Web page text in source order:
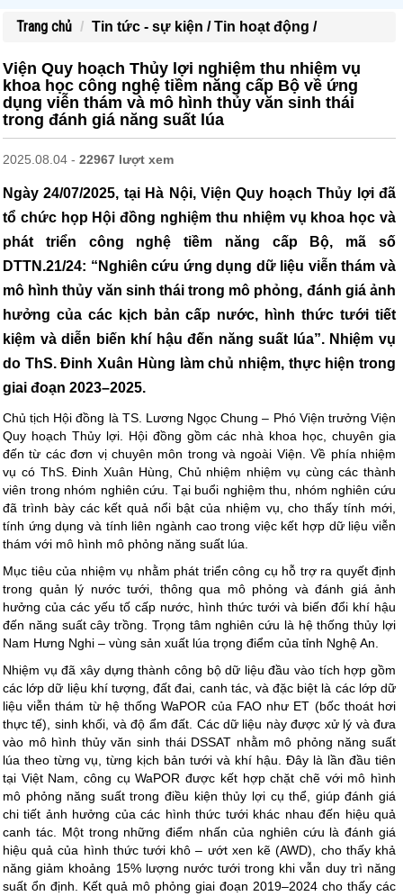
Trang chủ Tin tức - sự kiện /Tin hoạt động /
Viện Quy hoạch Thủy lợi nghiệm thu nhiệm vụ
khoa học công nghệ tiềm năng cấp Bộ về ứng
dụng viễn thám và mô hình thủy văn sinh thái
trong đánh giá năng suất lúa
2025.08.04 - 22967 lượt xem
Ngày 24/07/2025, tại Hà Nội, Viện Quy hoạch Thủy lợi đã
tổ chức họp Hội đồng nghiệm thu nhiệm vụ khoa học và
phát triển công nghệ tiềm năng cấp Bộ, mã số
DTTN.21/24: “Nghiên cứu ứng dụng dữ liệu viễn thám và
mô hình thủy văn sinh thái trong mô phỏng, đánh giá ảnh
hưởng của các kịch bản cấp nước, hình thức tưới tiết
kiệm và diễn biến khí hậu đến năng suất lúa”. Nhiệm vụ
do ThS. Đinh Xuân Hùng làm chủ nhiệm, thực hiện trong
giai đoạn 2023–2025.
Chủ tịch Hội đồng là TS. Lương Ngọc Chung – Phó Viện trưởng Viện
Quy hoạch Thủy lợi. Hội đồng gồm các nhà khoa học, chuyên gia
đến từ các đơn vị chuyên môn trong và ngoài Viện. Về phía nhiệm
vụ có ThS. Đinh Xuân Hùng, Chủ nhiệm nhiệm vụ cùng các thành
viên trong nhóm nghiên cứu. Tại buổi nghiệm thu, nhóm nghiên cứu
đã trình bày các kết quả nổi bật của nhiệm vụ, cho thấy tính mới,
tính ứng dụng và tính liên ngành cao trong việc kết hợp dữ liệu viễn
thám với mô hình mô phỏng năng suất lúa.
Mục tiêu của nhiệm vụ nhằm phát triển công cụ hỗ trợ ra quyết định
trong quản lý nước tưới, thông qua mô phỏng và đánh giá ảnh
hưởng của các yếu tố cấp nước, hình thức tưới và biến đổi khí hậu
đến năng suất cây trồng. Trọng tâm nghiên cứu là hệ thống thủy lợi
Nam Hưng Nghi – vùng sản xuất lúa trọng điểm của tỉnh Nghệ An.
Nhiệm vụ đã xây dựng thành công bộ dữ liệu đầu vào tích hợp gồm
các lớp dữ liệu khí tượng, đất đai, canh tác, và đặc biệt là các lớp dữ
liệu viễn thám từ hệ thống WaPOR của FAO như ET (bốc thoát hơi
thực tế), sinh khối, và độ ẩm đất. Các dữ liệu này được xử lý và đưa
vào mô hình thủy văn sinh thái DSSAT nhằm mô phỏng năng suất
lúa theo từng vụ, từng kịch bản tưới và khí hậu. Đây là lần đầu tiên
tại Việt Nam, công cụ WaPOR được kết hợp chặt chẽ với mô hình
mô phỏng năng suất trong điều kiện thủy lợi cụ thể, giúp đánh giá
chi tiết ảnh hưởng của các hình thức tưới khác nhau đến hiệu quả
canh tác. Một trong những điểm nhấn của nghiên cứu là đánh giá
hiệu quả của hình thức tưới khô – ướt xen kẽ (AWD), cho thấy khả
năng giảm khoảng 15% lượng nước tưới trong khi vẫn duy trì năng
suất ổn định. Kết quả mô phỏng giai đoạn 2019–2024 cho thấy các